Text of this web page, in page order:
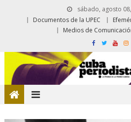
sábado, agosto
Documentos de la UPEC
Medios de